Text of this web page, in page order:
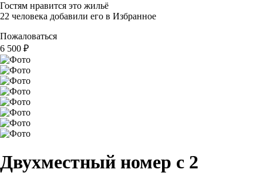
Гостям нравится это жильё
22 человека добавили его в Избранное
Пожаловаться
6 500 ₽
Двухместный номер с 2